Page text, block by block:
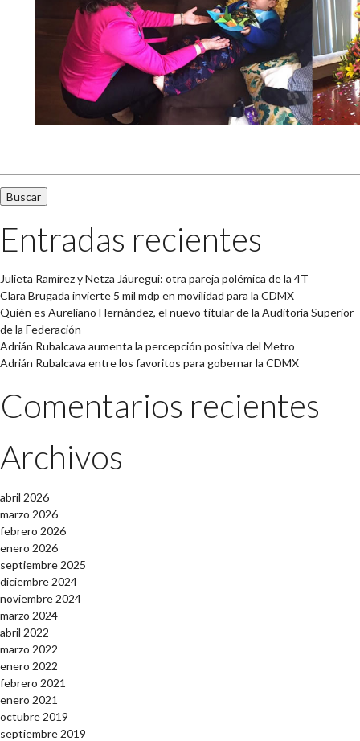
Entradas recientes
Julieta Ramírez y Netza Jáuregui: otra pareja polémica de la 4T
Clara Brugada invierte 5 mil mdp en movilidad para la CDMX
Quién es Aureliano Hernández, el nuevo titular de la Auditoría Superior
de la Federación
Adrián Rubalcava aumenta la percepción positiva del Metro
Adrián Rubalcava entre los favoritos para gobernar la CDMX
Comentarios recientes
Archivos
abril 2026
marzo 2026
febrero 2026
enero 2026
septiembre 2025
diciembre 2024
noviembre 2024
marzo 2024
abril 2022
marzo 2022
enero 2022
febrero 2021
enero 2021
octubre 2019
septiembre 2019